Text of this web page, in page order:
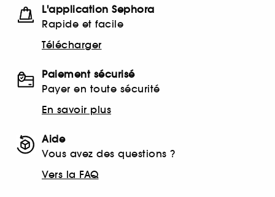
L'application Sephora
Rapide et facile
Télécharger
Paiement sécurisé
Payer en toute sécurité
En savoir plus
Aide
Vous avez des questions ?
Vers la FAQ